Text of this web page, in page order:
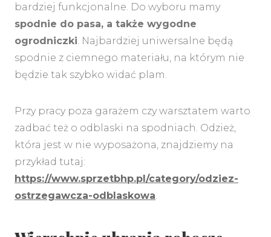
bardziej funkcjonalne. Do wyboru mamy
spodnie do pasa, a także wygodne
ogrodniczki . Najbardziej uniwersalne będą
spodnie z ciemnego materiału, na którym nie
będzie tak szybko widać plam.
Przy pracy poza garażem czy warsztatem warto
zadbać też o odblaski na spodniach. Odzież,
która jest w nie wyposażona, znajdziemy na
przykład tutaj:
https://www.sprzetbhp.pl/category/odziez-
ostrzegawcza-odblaskowa